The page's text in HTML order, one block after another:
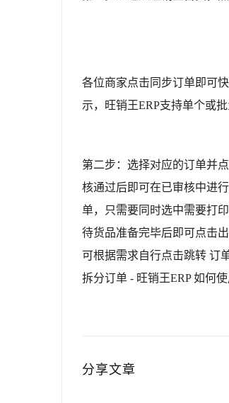
各位商家点击同步订单即可
示，旺销王ERP支持单个或
第二步：选择对应的订单并
核通过后即可在已审核中进
单，只需要同时选中需要打
待货品准备完毕后即可点击
可根据需求自行点击跳转 订
拆分订单 - 旺销王ERP 如何
分享文章